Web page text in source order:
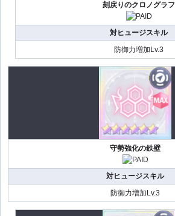
刻戻りのクロノグラフ
対ヒュージスキル
防御力増加Lv.3
守勢強化の鉄壁
対ヒュージスキル
防御力増加Lv.3